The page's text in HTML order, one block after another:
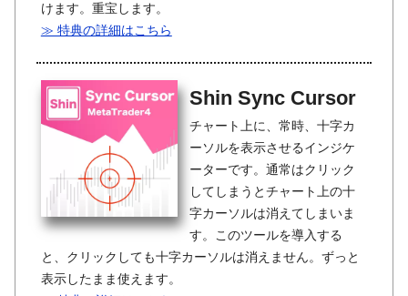
けます。重宝します。
≫ 特典の詳細はこちら
Shin Sync Cursor
チャート上に、常時、十字カ
ーソルを表示させるインジケ
ーターです。通常はクリック
してしまうとチャート上の十
字カーソルは消えてしまいま
す。このツールを導入する
と、クリックしても十字カーソルは消えません。ずっと
表示したまま使えます。